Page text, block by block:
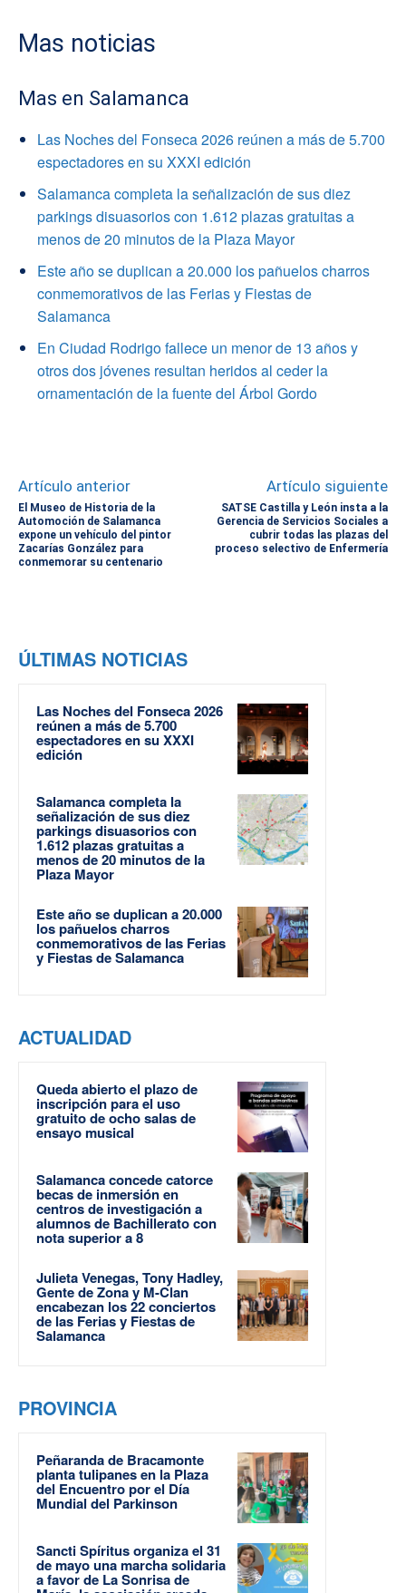
Mas noticias
Mas en Salamanca
Las Noches del Fonseca 2026 reúnen a más de 5.700
espectadores en su XXXI edición
Salamanca completa la señalización de sus diez
parkings disuasorios con 1.612 plazas gratuitas a
menos de 20 minutos de la Plaza Mayor
Este año se duplican a 20.000 los pañuelos charros
conmemorativos de las Ferias y Fiestas de
Salamanca
En Ciudad Rodrigo fallece un menor de 13 años y
otros dos jóvenes resultan heridos al ceder la
ornamentación de la fuente del Árbol Gordo
Artículo anterior
El Museo de Historia de la
Automoción de Salamanca
expone un vehículo del pintor
Zacarías González para
conmemorar su centenario
Artículo siguiente
SATSE Castilla y León insta a la
Gerencia de Servicios Sociales a
cubrir todas las plazas del
proceso selectivo de Enfermería
ÚLTIMAS NOTICIAS
Las Noches del Fonseca 2026
reúnen a más de 5.700
espectadores en su XXXI
edición
Salamanca completa la
señalización de sus diez
parkings disuasorios con
1.612 plazas gratuitas a
menos de 20 minutos de la
Plaza Mayor
Este año se duplican a 20.000
los pañuelos charros
conmemorativos de las Ferias
y Fiestas de Salamanca
ACTUALIDAD
Queda abierto el plazo de
inscripción para el uso
gratuito de ocho salas de
ensayo musical
Salamanca concede catorce
becas de inmersión en
centros de investigación a
alumnos de Bachillerato con
nota superior a 8
Julieta Venegas, Tony Hadley,
Gente de Zona y M-Clan
encabezan los 22 conciertos
de las Ferias y Fiestas de
Salamanca
PROVINCIA
Peñaranda de Bracamonte
planta tulipanes en la Plaza
del Encuentro por el Día
Mundial del Parkinson
Sancti Spíritus organiza el 31
de mayo una marcha solidaria
a favor de La Sonrisa de